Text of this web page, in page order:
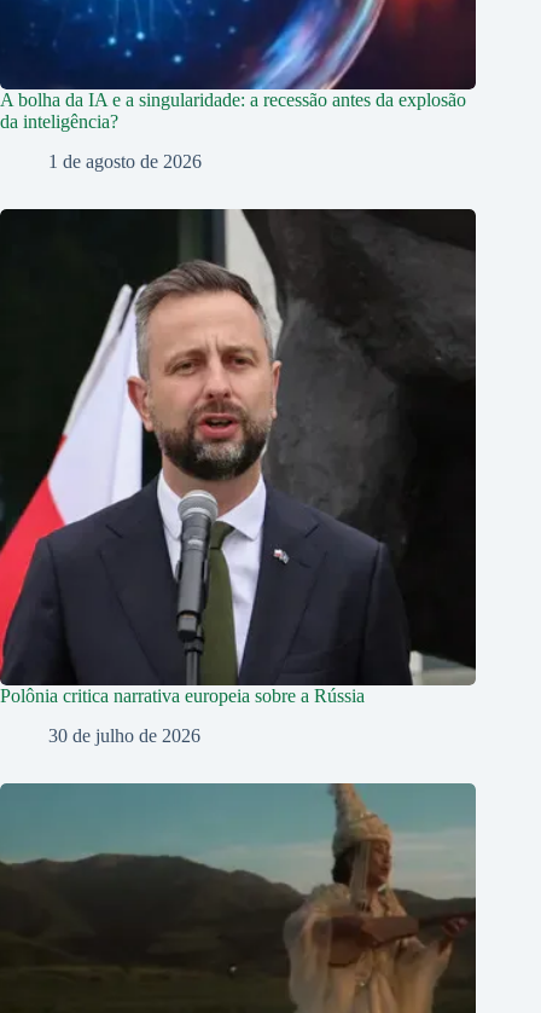
A bolha da IA e a singularidade: a recessão antes da explosão
da inteligência?
1 de agosto de 2026
Polônia critica narrativa europeia sobre a Rússia
30 de julho de 2026